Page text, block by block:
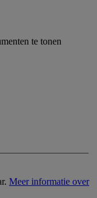
te tonen
Meer informatie over